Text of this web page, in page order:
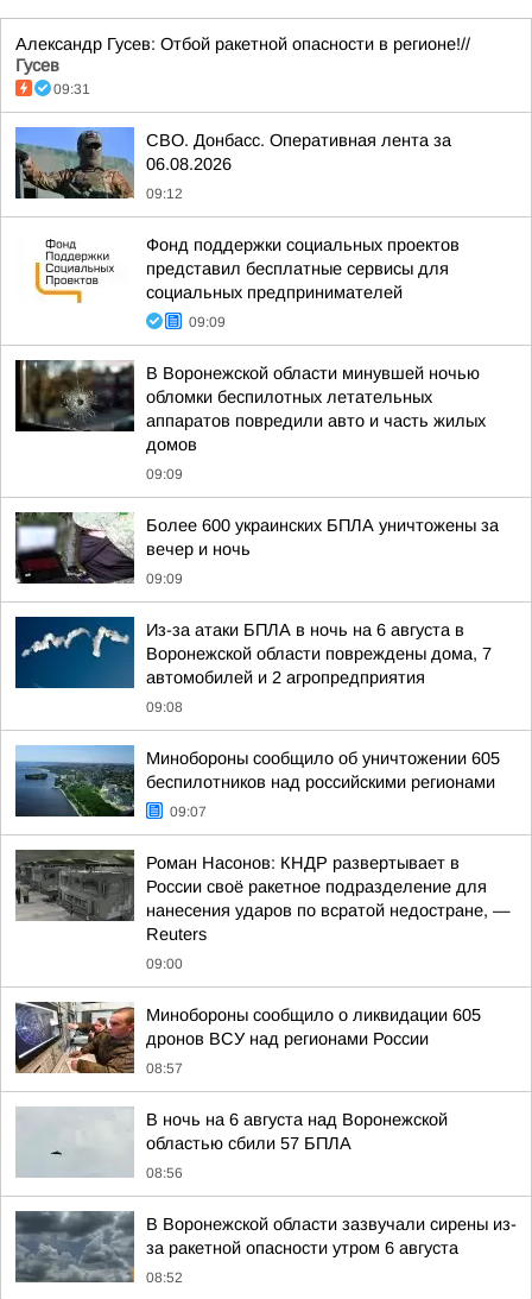
Александр Гусев: Отбой ракетной опасности в регионе!//
Гусев
09:31
СВО. Донбасс. Оперативная лента за
06.08.2026
09:12
Фонд поддержки социальных проектов
представил бесплатные сервисы для
социальных предпринимателей
09:09
В Воронежской области минувшей ночью
обломки беспилотных летательных
аппаратов повредили авто и часть жилых
домов
09:09
Более 600 украинских БПЛА уничтожены за
вечер и ночь
09:09
Из-за атаки БПЛА в ночь на 6 августа в
Воронежской области повреждены дома, 7
автомобилей и 2 агропредприятия
09:08
Минобороны сообщило об уничтожении 605
беспилотников над российскими регионами
09:07
Роман Насонов: КНДР развертывает в
России своё ракетное подразделение для
нанесения ударов по всратой недостране, —
Reuters
09:00
Минобороны сообщило о ликвидации 605
дронов ВСУ над регионами России
08:57
В ночь на 6 августа над Воронежской
областью сбили 57 БПЛА
08:56
В Воронежской области зазвучали сирены из-
за ракетной опасности утром 6 августа
08:52